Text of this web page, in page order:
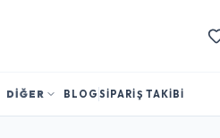
DİĞER BLOG SİPARİŞ TAKİBİ